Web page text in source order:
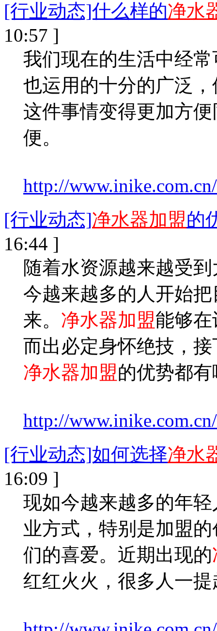
[行业动态]什么样的净水
10:57 ]
我们现在的生活中经
也运用的十分的广泛
这件事情变得更加方
便。
http://
[行业动态]净水器加盟的
16:44 ]
随着水资源越来越受
今越来越多的人开始
来。 净水器加盟能够
而出必定身怀绝技，
净水器加盟的优势都
http://
[行业动态]如何选择净水
16:09 ]
现如今越来越多的年
业方式，特别是加盟
们的喜爱。近期出现的
红红火火，很多人一提